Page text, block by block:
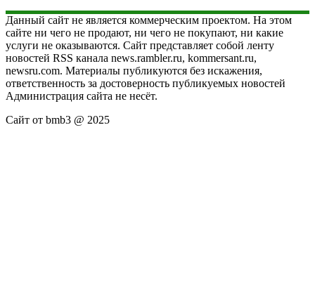
Данный сайт не является коммерческим проектом. На этом
сайте ни чего не продают, ни чего не покупают, ни какие
услуги не оказываются. Сайт представляет собой ленту
новостей RSS канала news.rambler.ru, kommersant.ru,
newsru.com. Материалы публикуются без искажения,
ответственность за достоверность публикуемых новостей
Администрация сайта не несёт.
Сайт от bmb3 @ 2025